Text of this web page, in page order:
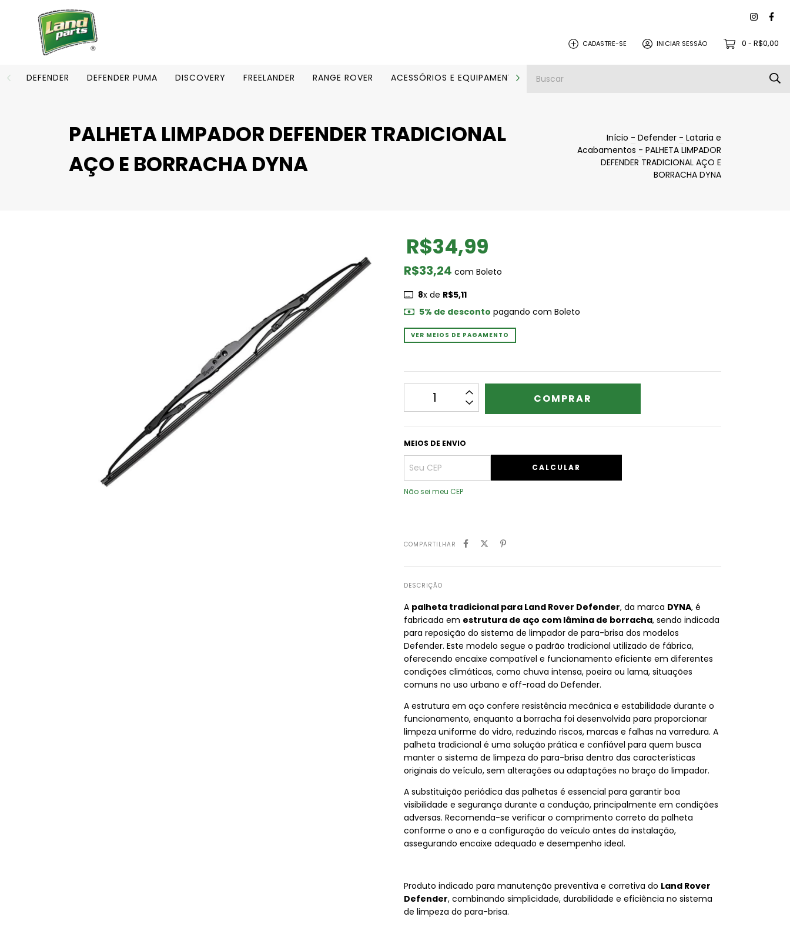
CADASTRE-SE INICIAR SESSÃO 0 - R$0,00
DEFENDER DEFENDER PUMA DISCOVERY FREELANDER RANGE ROVER ACESSÓRIOS E EQUIPAMENTOS PEÇAS PARA REVISÃO
PALHETA LIMPADOR DEFENDER TRADICIONAL
AÇO E BORRACHA DYNA
Início - Defender - Lataria e
Acabamentos - PALHETA LIMPADOR
DEFENDER TRADICIONAL AÇO E
BORRACHA DYNA
R$34,99
R$33,24 com Boleto
8x de R$5,11
5% de desconto pagando com Boleto
VER MEIOS DE PAGAMENTO
MEIOS DE ENVIO
CALCULAR
Não sei meu CEP
COMPARTILHAR
DESCRIÇÃO
A palheta tradicional para Land Rover Defender, da marca DYNA, é
fabricada em estrutura de aço com lâmina de borracha, sendo indicada
para reposição do sistema de limpador de para-brisa dos modelos
Defender. Este modelo segue o padrão tradicional utilizado de fábrica,
oferecendo encaixe compatível e funcionamento eficiente em diferentes
condições climáticas, como chuva intensa, poeira ou lama, situações
comuns no uso urbano e off-road do Defender.
A estrutura em aço confere resistência mecânica e estabilidade durante o
funcionamento, enquanto a borracha foi desenvolvida para proporcionar
limpeza uniforme do vidro, reduzindo riscos, marcas e falhas na varredura. A
palheta tradicional é uma solução prática e confiável para quem busca
manter o sistema de limpeza do para-brisa dentro das características
originais do veículo, sem alterações ou adaptações no braço do limpador.
A substituição periódica das palhetas é essencial para garantir boa
visibilidade e segurança durante a condução, principalmente em condições
adversas. Recomenda-se verificar o comprimento correto da palheta
conforme o ano e a configuração do veículo antes da instalação,
assegurando encaixe adequado e desempenho ideal.
Produto indicado para manutenção preventiva e corretiva do Land Rover
Defender, combinando simplicidade, durabilidade e eficiência no sistema
de limpeza do para-brisa.